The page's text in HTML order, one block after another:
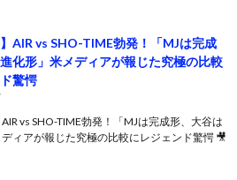
】AIR vs SHO-TIME勃発！「MJは完成
化形」米メディアが報じた究極の比較
驚愕
AIR vs SHO-TIME勃発！「MJは完成形、大谷は
ィアが報じた究極の比較にレジェンド驚愕 🎥